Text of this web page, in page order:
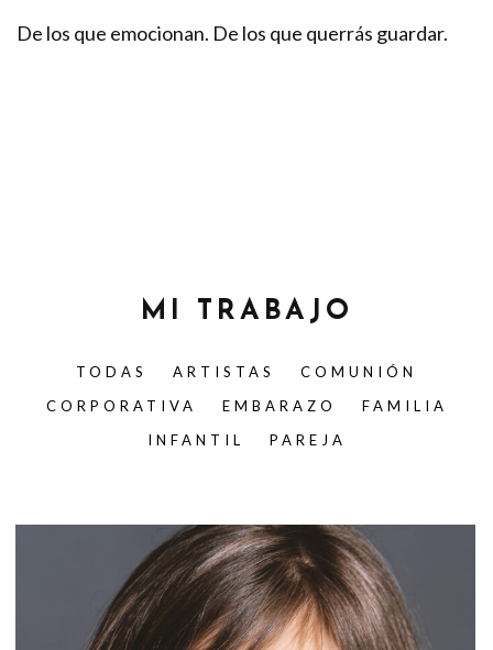
De los que emocionan. De los que querrás guardar.
MI TRABAJO
TODAS ARTISTAS
COMUNIÓN
CORPORATIVA
EMBARAZO
FAMILIA
INFANTIL
PAREJA